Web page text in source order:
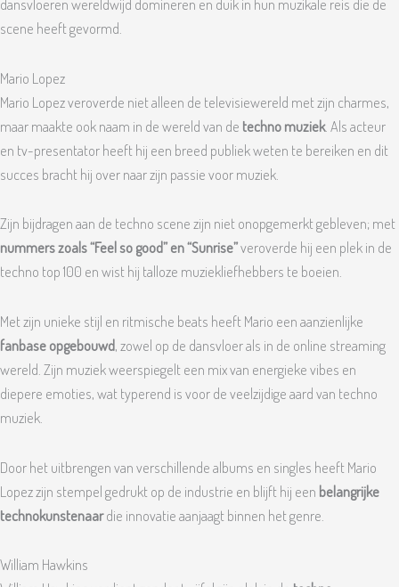
dansvloeren wereldwijd domineren en duik in hun muzikale reis die de
scene heeft gevormd.
Mario Lopez
Mario Lopez veroverde niet alleen de televisiewereld met zijn charmes,
maar maakte ook naam in de wereld van de techno muziek. Als acteur
en tv-presentator heeft hij een breed publiek weten te bereiken en dit
succes bracht hij over naar zijn passie voor muziek.
Zijn bijdragen aan de techno scene zijn niet onopgemerkt gebleven; met
nummers zoals “Feel so good” en “Sunrise”veroverde hij een plek in de
techno top 100 en wist hij talloze muziekliefhebbers te boeien.
Met zijn unieke stijl en ritmische beats heeft Mario een aanzienlijke
fanbase opgebouwd, zowel op de dansvloer als in de online streaming
wereld. Zijn muziek weerspiegelt een mix van energieke vibes en
diepere emoties, wat typerend is voor de veelzijdige aard van techno
muziek.
Door het uitbrengen van verschillende albums en singles heeft Mario
Lopez zijn stempel gedrukt op de industrie en blijft hij een belangrijke
technokunstenaardie innovatie aanjaagt binnen het genre.
William Hawkins